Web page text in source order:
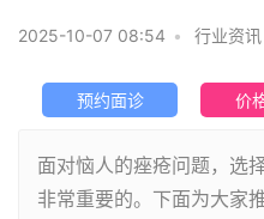
2025-10-07 08:54 • 行业资讯
预约面诊 价
面对恼人的痤疮问题，选
非常重要的。下面为大家